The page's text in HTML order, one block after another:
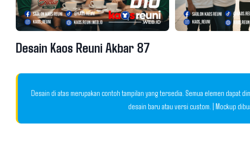
Desain Kaos Reuni Akbar 87
Desain di atas merupakan contoh tampilan yang tersedia. Semua elemen dapat
desain baru atau versi custom. | Mockup